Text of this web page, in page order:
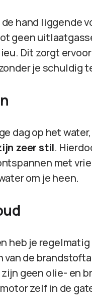
de hand liggende
geen
Dit zorgt
je schuldig
dag op het
zeer stil.
met
om je heen.
heb je
de
zijn geen olie- en
zelf in de